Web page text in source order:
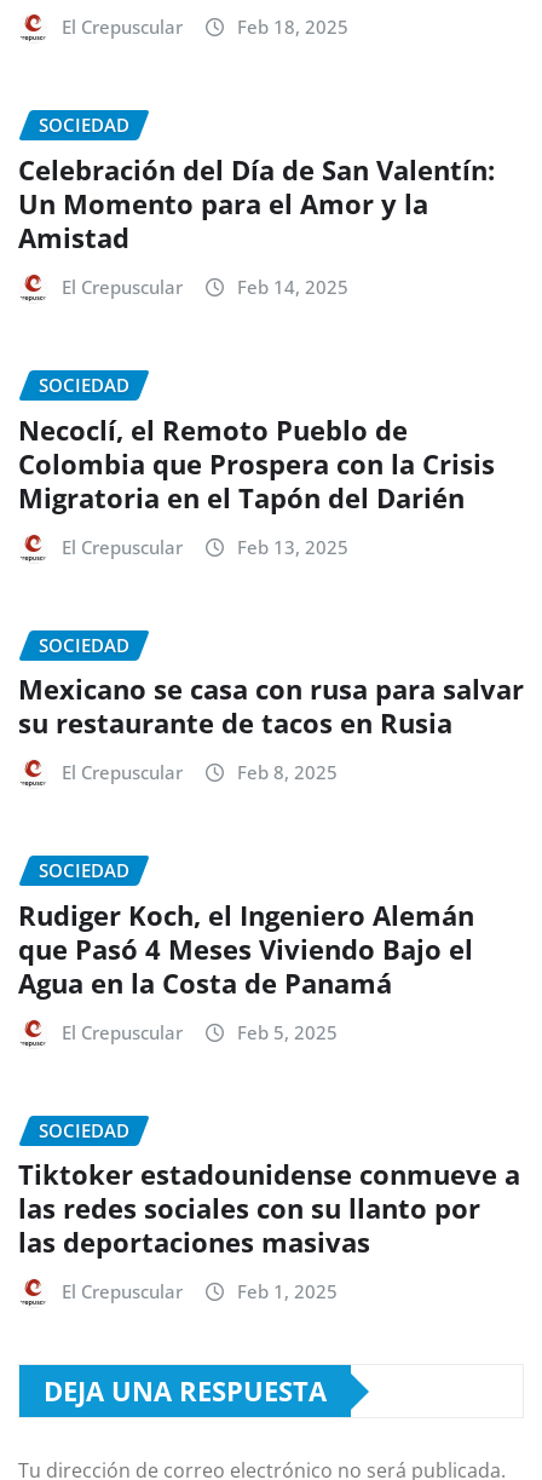
El Crepuscular Feb 18, 2025
SOCIEDAD
Celebración del Día de San Valentín:
Un Momento para el Amor y la
Amistad
El Crepuscular Feb 14, 2025
SOCIEDAD
Necoclí, el Remoto Pueblo de
Colombia que Prospera con la Crisis
Migratoria en el Tapón del Darién
El Crepuscular Feb 13, 2025
SOCIEDAD
Mexicano se casa con rusa para salvar
su restaurante de tacos en Rusia
El Crepuscular Feb 8, 2025
SOCIEDAD
Rudiger Koch, el Ingeniero Alemán
que Pasó 4 Meses Viviendo Bajo el
Agua en la Costa de Panamá
El Crepuscular Feb 5, 2025
SOCIEDAD
Tiktoker estadounidense conmueve a
las redes sociales con su llanto por
las deportaciones masivas
El Crepuscular Feb 1, 2025
DEJA UNA RESPUESTA
Tu dirección de correo electrónico no será publicada.